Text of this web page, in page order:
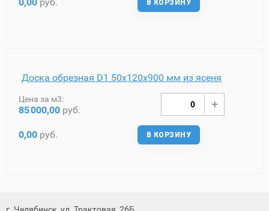
В КОРЗИНУ
Доска обрезная D1 50х120х900 мм из ясеня
Цена за м3:
85000,00 руб.
0,00 руб. В КОРЗИНУ
г. Челябинск, ул. Трактовая, 26Б